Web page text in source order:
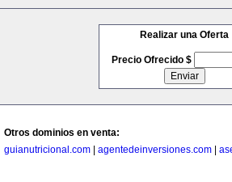
Realizar una Oferta
Precio Ofrecido $
Otros dominios en venta:
guianutricional.com
agentedeinversiones.com